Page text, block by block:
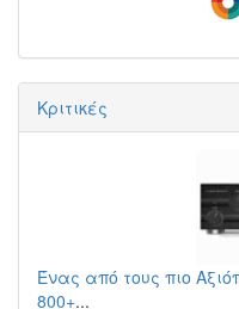
Κριτικές
Ένας από τους πιο
800+...